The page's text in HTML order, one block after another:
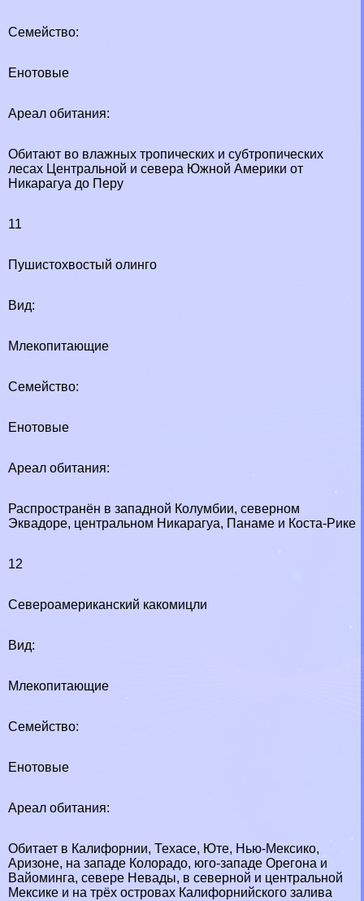
Семейство:
Енотовые
Ареал обитания:
Обитают во влажных тропических и субтропических
лесах Центральной и севера Южной Америки от
Никарагуа до Перу
11
Пушистохвостый олинго
Вид:
Млекопитающие
Семейство:
Енотовые
Ареал обитания:
Распространён в западной Колумбии, северном
Эквадоре, центральном Никарагуа, Панаме и Коста-Рике
12
Североамериканский какомицли
Вид:
Млекопитающие
Семейство:
Енотовые
Ареал обитания:
Обитает в Калифорнии, Техасе, Юте, Нью-Мексико,
Аризоне, на западе Колорадо, юго-западе Орегона и
Вайоминга, севере Невады, в северной и центральной
Мексике и на трёх островах Калифорнийского залива